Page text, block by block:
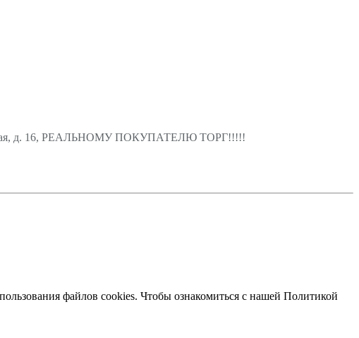
д. 16, РЕАЛЬНОМУ ПОКУПАТЕЛЮ ТОРГ!!!!!
трубы поменяны почти во всей квартире!
файлов cookies. Чтобы ознакомиться с нашей Политикой